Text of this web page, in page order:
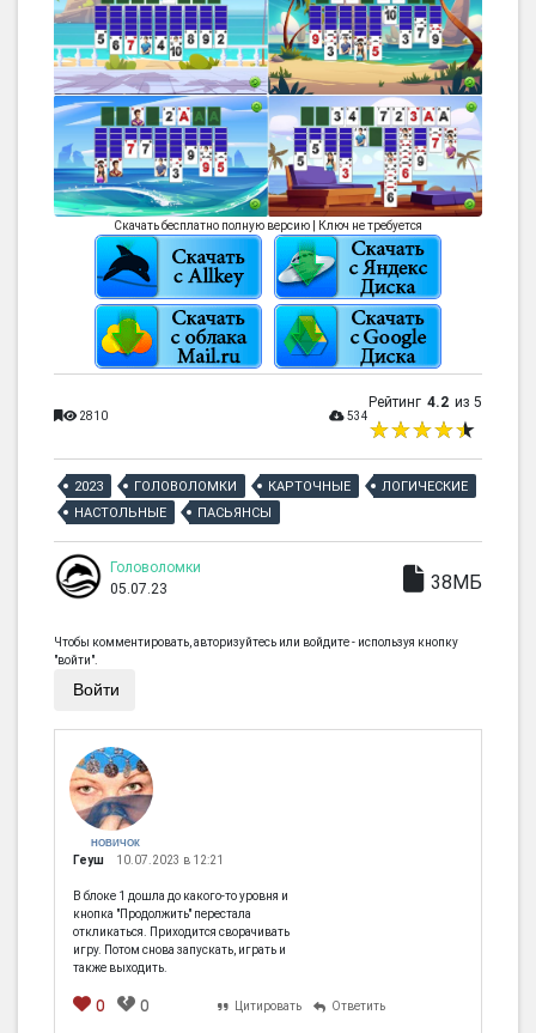
Скачать бесплатно полную версию | Ключ не требуется
2810 534
Рейтинг 4.2 из 5
2023 ГОЛОВОЛОМКИ КАРТОЧНЫЕ
ЛОГИЧЕСКИЕ
НАСТОЛЬНЫЕ
ПАСЬЯНСЫ
Головоломки
05.07.23
38МБ
Чтобы комментировать, авторизуйтесь или войдите - используя кнопку
"войти".
Войти
НОВИЧОК
Геуш 10.07.2023 в 12:21
В блоке 1 дошла до какого-то уровня и
кнопка "Продолжить" перестала
откликаться. Приходится сворачивать
игру. Потом снова запускать, играть и
также выходить.
0 0 Цитировать Ответить